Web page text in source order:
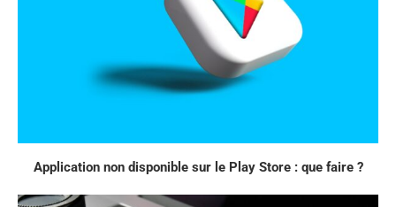
Application non disponible sur le Play Store : que faire ?